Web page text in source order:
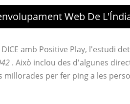
Web De
amb Positive Play, l'estudi
. Això inclou des d'algunes
per fer ping a les